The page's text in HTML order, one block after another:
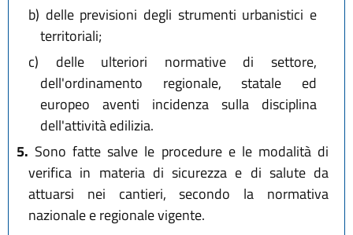
b) delle previsioni degli strumenti urbanistici e
territoriali;
c) delle ulteriori normative di settore,
dell'ordinamento regionale, statale ed
europeo aventi incidenza sulla disciplina
dell'attività edilizia.
5. Sono fatte salve le procedure e le modalità di
verifica in materia di sicurezza e di salute da
attuarsi nei cantieri, secondo la normativa
nazionale e regionale vigente.